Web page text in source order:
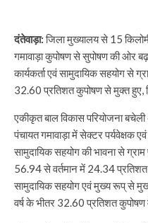
दंतेवाड़ा:जिला मुख्यालय से 15
गमावाड़ा कुपोषण से सुपोषण की ओर
कार्यकर्ता एवं सामुदायिक सहयोग से
32.60 प्रतिशत कुपोषण से मुक्त हुए,
एकीकृत बाल विकास परियोजना
पंचायत गमावाड़ा में सेक्टर पर्यवेक्षक
सामुदायिक सहयोग की भावना से
56.94 से वर्तमान में 24.34 प्रतिशत
सामुदायिक सहयोग एवं मुख्य रूप् से
वर्ष के भीतर 32.60 प्रतिशत